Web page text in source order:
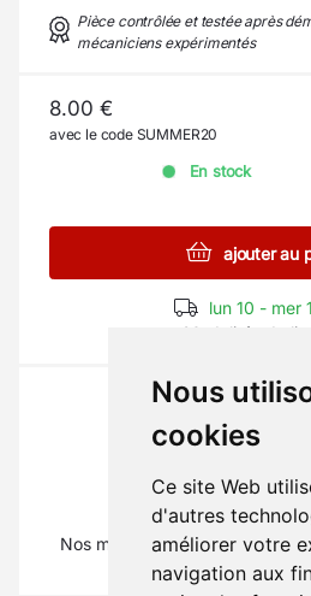
Nous
cookies
Ce site Web
d'autres
améliorer votre
navigation aux
Pièce contrôlée et testée après
mécaniciens expérimentés
8.00 €
avec le code SUMMER20
En stock
ajouter au
lun 10 - mer
Modalités de
La pièce qu'il
Nos mécaniciens vous
(Tapez 1)